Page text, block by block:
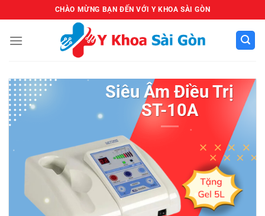
qua
nội
CHÀO MỪNG BẠN ĐẾN VỚI Y KHOA SÀI GÒN
Siêu Âm Điều Trị
ST-10A